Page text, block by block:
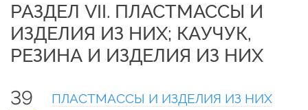
РАЗДЕЛ VII. ПЛАСТМАССЫ И
ИЗДЕЛИЯ ИЗ НИХ; КАУЧУК,
РЕЗИНА И ИЗДЕЛИЯ ИЗ НИХ
39 ПЛАСТМАССЫ И ИЗДЕЛИЯ ИЗ НИХ